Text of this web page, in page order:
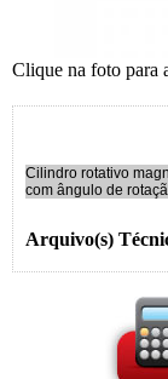
Clique na foto para
Cilindro rotativo
com ângulo de
Arquivo(s)